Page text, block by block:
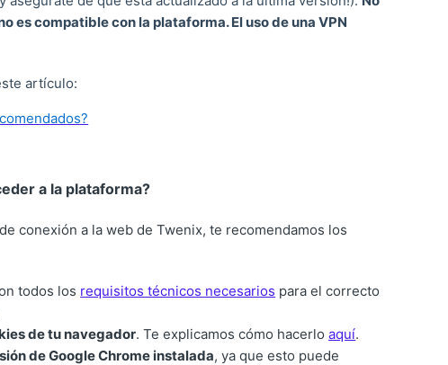
es compatible con la plataforma. El uso de una VPN
artículo:
a la plataforma?
conexión a la web de Twenix, te recomendamos los
todos los requisitos técnicos necesarios para el correcto
de tu navegador. Te explicamos cómo hacerloaquí.
de Google Chrome instalada, ya que esto puede